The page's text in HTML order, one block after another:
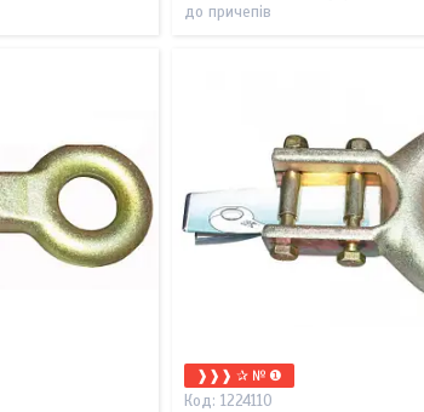
до причепів
❱❱❱ ✰ № ❶
1224110